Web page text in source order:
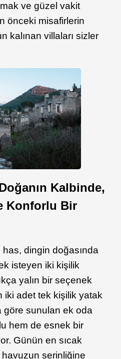
ve güzel vakit
önceki misafirlerin
kalınan villaları sizler
Kalbinde,
Konforlu Bir
dingin doğasında
isteyen iki kişilik
yalın bir seçenek
iki adet tek kişilik yatak
göre sunulan ek oda
hem de esnek bir
Günün en sıcak
serinliğine